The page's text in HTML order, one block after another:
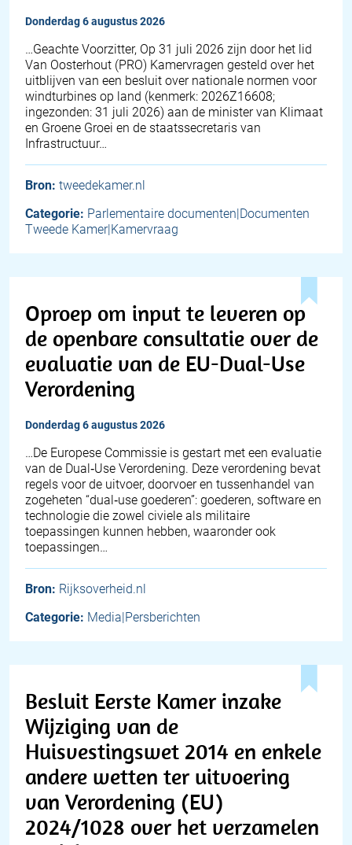
donderdag 6 augustus 2026
… Geachte Voorzitter, Op 31 juli 2026 zijn door het lid
Van Oosterhout (PRO) Kamervragen gesteld over het
uitblijven van een besluit over nationale normen voor
windturbines op land (kenmerk: 2026Z16608;
ingezonden: 31 juli 2026) aan de minister van Klimaat
en Groene Groei en de staatssecretaris van
Infrastructuur…
Bron: tweedekamer.nl
Categorie: Parlementaire documenten|Documenten
Tweede Kamer|Kamervraag
Oproep om input te leveren op
de openbare consultatie over de
evaluatie van de EU-Dual-Use
Verordening
donderdag 6 augustus 2026
…De Europese Commissie is gestart met een evaluatie
van de Dual‑Use Verordening. Deze verordening bevat
regels voor de uitvoer, doorvoer en tussenhandel van
zogeheten “dual‑use goederen”: goederen, software en
technologie die zowel civiele als militaire
toepassingen kunnen hebben, waaronder ook
toepassingen…
Bron: Rijksoverheid.nl
Categorie: Media|Persberichten
Besluit Eerste Kamer inzake
Wijziging van de
Huisvestingswet 2014 en enkele
andere wetten ter uitvoering
van Verordening (EU)
2024/1028 over het verzamelen